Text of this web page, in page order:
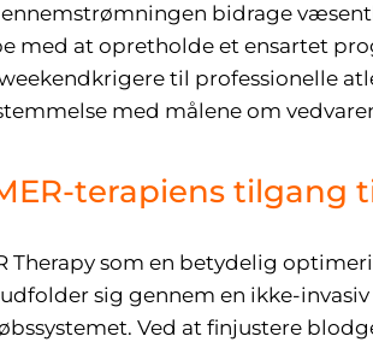
bidrage
med at opretholde et ensartet
til professionelle
med målene om
terapiens tilgang
Therapy som en betydelig
sig gennem en ikke-
Ved at finjustere